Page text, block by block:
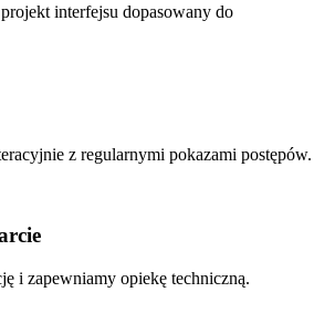
interfejsu dopasowany do
z regularnymi pokazami postępów.
i zapewniamy opiekę techniczną.